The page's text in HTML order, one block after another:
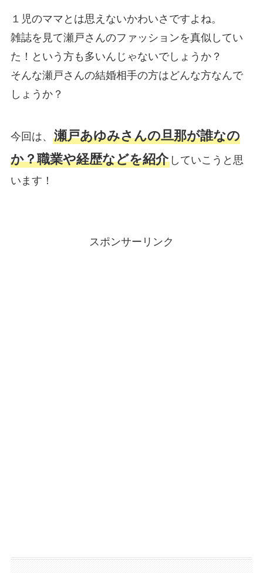
１児のママとは思えないかわいさですよね。
雑誌を見て瀬戸さんのファッションを真似してい
た！という方も多いんじゃないでしょうか？
そんな瀬戸さんの結婚相手の方はどんな方なんで
しょうか？
今回は、 瀬戸あゆみさんの旦那が誰なの
か？職業や経歴などを紹介していこうと思
います！
スポンサーリンク